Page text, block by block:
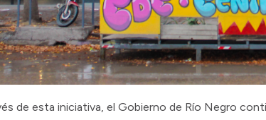
de esta iniciativa, el Gobierno de Río Negro